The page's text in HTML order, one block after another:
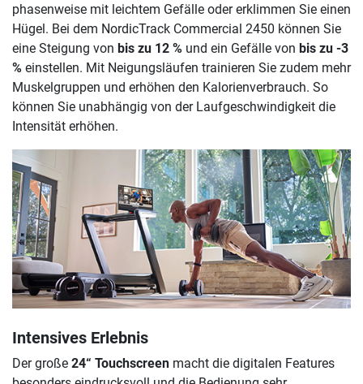
phasenweise mit leichtem Gefälle oder erklimmen Sie einen
Hügel. Bei dem NordicTrack Commercial 2450 können Sie
eine Steigung von bis zu 12 % und ein Gefälle von bis zu -3
% einstellen. Mit Neigungsläufen trainieren Sie zudem mehr
Muskelgruppen und erhöhen den Kalorienverbrauch. So
können Sie unabhängig von der Laufgeschwindigkeit die
Intensität erhöhen.
Intensives Erlebnis
Der große 24“ Touchscreen macht die digitalen Features